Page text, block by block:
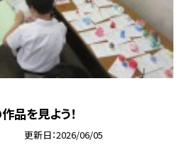
を見よう！
更新日 2026/06/05